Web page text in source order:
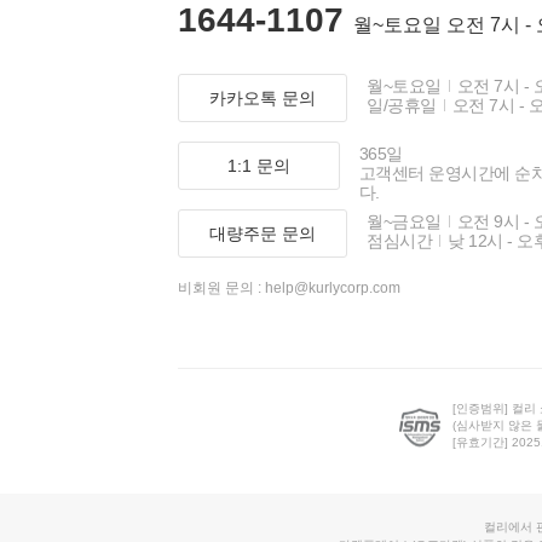
1644-1107 월~토요일 오전 7시 -
카카오톡 문의
월~토요일
오전 7시 -
일/공휴일
오전 7시 -
1:1 문의
365일
고객센터 운영시간에 순
다.
대량주문 문의
월~금요일
오전 9시 -
점심시간
낮 12시 - 오
비회원 문의 : help@kurlycorp.com
[인증범위] 컬리
(심사받지 않은
[유효기간]
컬리에서